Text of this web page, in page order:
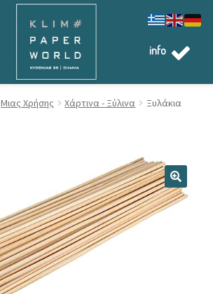
Μιας Χρήσης Χάρτινα - Ξύλινα
Ξυλάκια
info